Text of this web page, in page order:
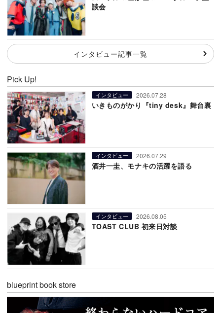
談会
インタビュー記事一覧
Pick Up!
インタビュー 2026.07.28
いきものがかり『tiny desk』舞台裏
インタビュー 2026.07.29
酒井一圭、モナキの活躍を語る
インタビュー 2026.08.05
TOAST CLUB 初来日対談
blueprint book store